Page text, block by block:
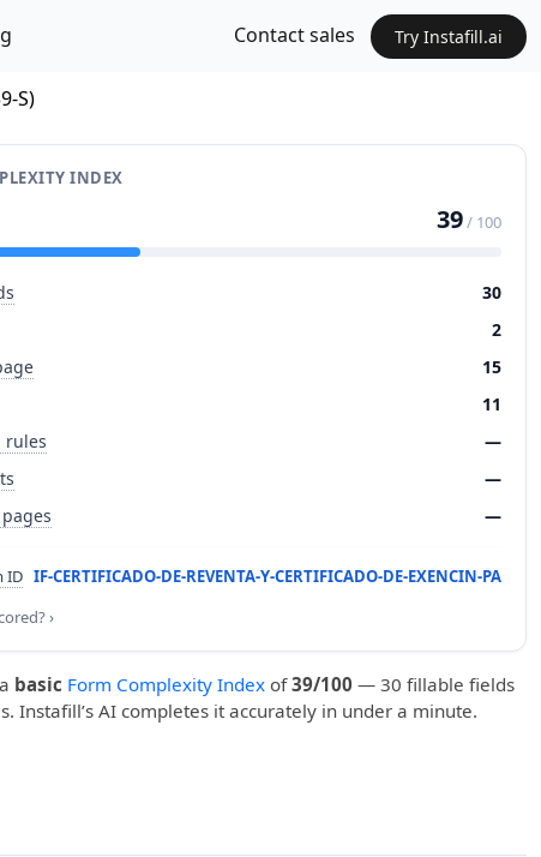
Contact sales Try Instafill.ai
S)
INDEX
39/ 100
30
2
15
11
rules
—
—
—
ID IF-CERTIFICADO-DE-REVENTA-Y-CERTIFICADO-DE-EXENCIN-PA
›
basic Form Complexity Index of39/100 — 30 fillable fields
Instafill’s AI completes it accurately in under a minute.